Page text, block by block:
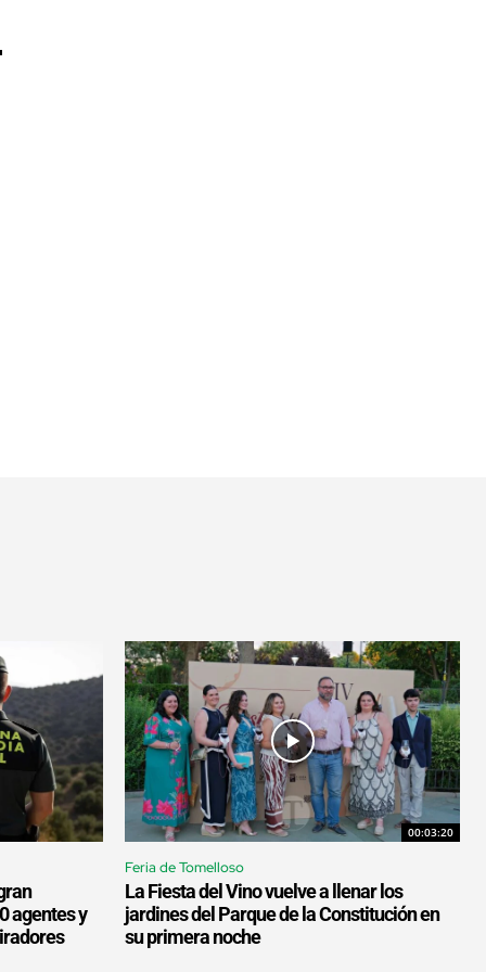
agentes y
00:03:20
Feria de Tomelloso
La Fiesta del Vino vuelve a llenar los
jardines del Parque de la Constitución en
su primera noche